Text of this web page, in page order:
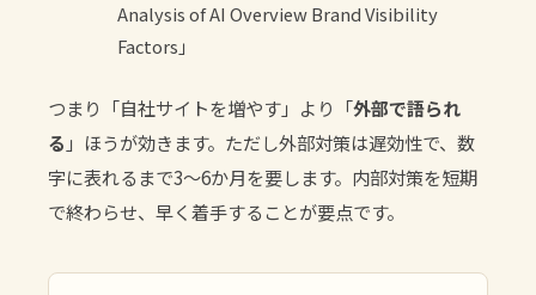
Analysis of AI Overview Brand Visibility
Factors」
つまり「自社サイトを増やす」より「外部で語られ
る 」ほうが効きます。ただし外部対策は遅効性で、数
字に表れるまで3〜6か月を要します。内部対策を短期
で終わらせ、早く着手することが要点です。